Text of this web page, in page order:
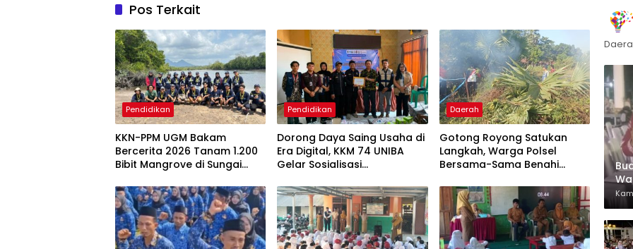
Pos Terkait
Pendidikan
KKN-PPM UGM Bakam
Bercerita 2026 Tanam 1.200
Bibit Mangrove di Sungai
Pendidikan
Dorong Daya Saing Usaha di
Era Digital, KKM 74 UNIBA
Gelar Sosialisasi
Berbasis Technopreneurship
Daerah
Gotong Royong Satukan
Langkah, Warga Polsel
Bersama-Sama Benahi
Sambut HUT RI ke-81